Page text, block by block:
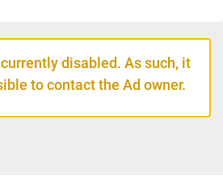
disabled. As such, it
to contact the Ad owner.